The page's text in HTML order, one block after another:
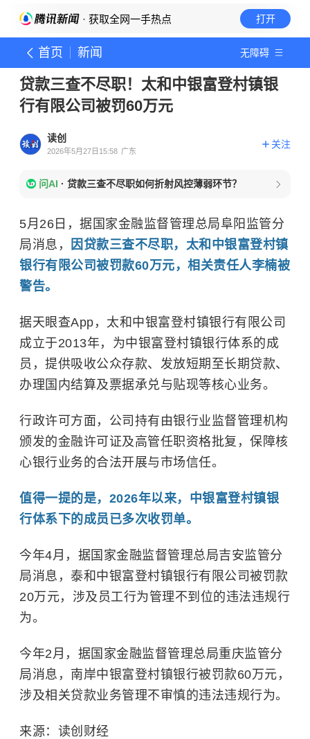
· 获取全网一手热点 打开
首页 新闻 无障碍
贷款三查不尽职！太和中银富登村镇银
行有限公司被罚60万元
读创
2026年5月27日15:58 广东
关注
问AI · 贷款三查不尽职如何折射风控薄弱环节？
5月26日，据国家金融监督管理总局阜阳监管分
局消息，
因贷款三查不尽职，太和中银富登村镇
银行有限公司被罚款60万元，相关责任人李楠被
警告。
据天眼查App，太和中银富登村镇银行有限公司
成立于2013年，为中银富登村镇银行体系的成
员，提供吸收公众存款、发放短期至长期贷款、
办理国内结算及票据承兑与贴现等核心业务。
行政许可方面，公司持有由银行业监督管理机构
颁发的金融许可证及高管任职资格批复，保障核
心银行业务的合法开展与市场信任。
值得一提的是，2026年以来，中银富登村镇银
行体系下的成员已多次收罚单。
今年4月，据国家金融监督管理总局吉安监管分
局消息，泰和中银富登村镇银行有限公司被罚款
20万元，涉及员工行为管理不到位的违法违规行
为。
今年2月，据国家金融监督管理总局重庆监管分
局消息，南岸中银富登村镇银行被罚款60万元，
涉及相关贷款业务管理不审慎的违法违规行为。
来源：读创财经